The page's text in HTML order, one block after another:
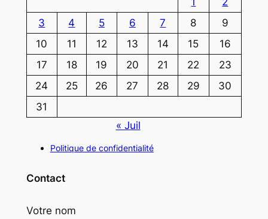
3
4 5 6 7 8
9
10
11 12 13 14 15
16
17
18 19 20 21 22
23
24
25 26 27 28 29
30
31
« Juil
Politique de confidentialité
Contact
Votre nom